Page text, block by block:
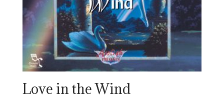
Love in the Wind